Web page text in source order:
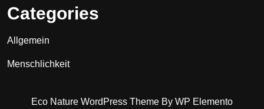
Categories
Allgemein
Menschlichkeit
Eco Nature WordPress Theme By WP Elemento